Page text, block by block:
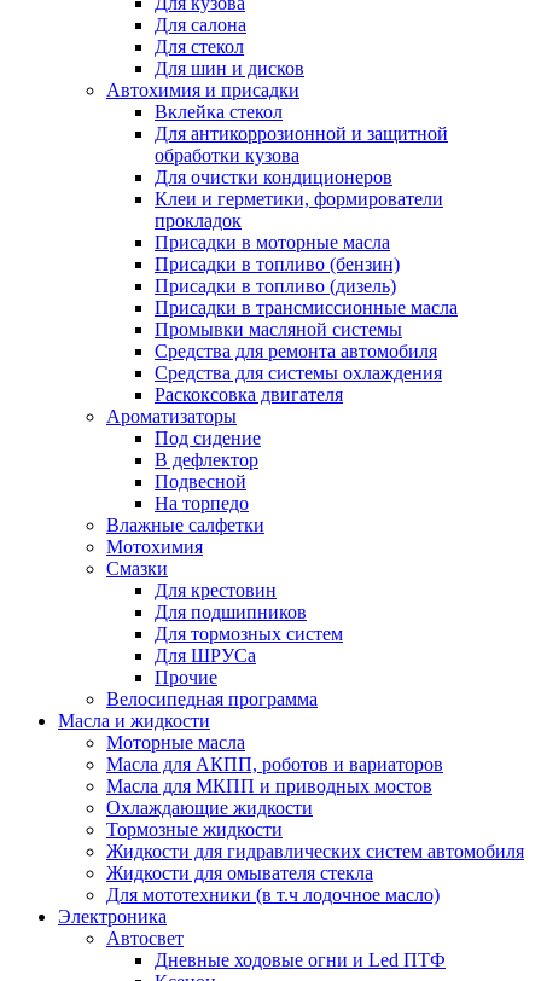
Для салона
Для стекол
Для шин и дисков
Автохимия и присадки
Вклейка стекол
Для антикоррозионной и защитной
обработки кузова
Для очистки кондиционеров
Клеи и герметики, формирователи
прокладок
Присадки в моторные масла
Присадки в топливо (бензин)
Присадки в топливо (дизель)
Присадки в трансмиссионные масла
Промывки масляной системы
Средства для ремонта автомобиля
Средства для системы охлаждения
Раскоксовка двигателя
Ароматизаторы
Под сидение
В дефлектор
Подвесной
На торпедо
Влажные салфетки
Мотохимия
Смазки
Для крестовин
Для подшипников
Для тормозных систем
Для ШРУСа
Прочие
Велосипедная программа
Масла и жидкости
Моторные масла
Масла для АКПП, роботов и вариаторов
Масла для МКПП и приводных мостов
Охлаждающие жидкости
Тормозные жидкости
Жидкости для гидравлических систем автомобиля
Жидкости для омывателя стекла
Для мототехники (в т.ч лодочное масло)
Электроника
Автосвет
Дневные ходовые огни и Led ПТФ